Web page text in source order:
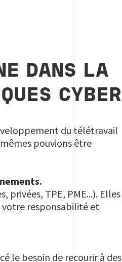
DANS LA
CYBER
du télétravail
pouvions être
TPE, PME...). Elles
votre responsabilité et
le besoin de recourir à des